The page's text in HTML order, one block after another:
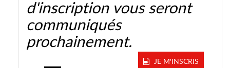
d'inscription vous seront
communiqués
prochainement.
JE M'INSCRIS